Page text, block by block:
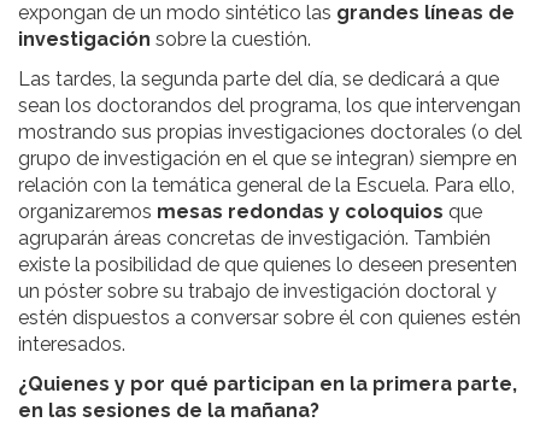
expongan de un modo sintético las grandes líneas de
investigación sobre la cuestión.
Las tardes, la segunda parte del día, se dedicará a que
sean los doctorandos del programa, los que intervengan
mostrando sus propias investigaciones doctorales (o del
grupo de investigación en el que se integran) siempre en
relación con la temática general de la Escuela. Para ello,
organizaremos mesas redondas y coloquios que
agruparán áreas concretas de investigación. También
existe la posibilidad de que quienes lo deseen presenten
un póster sobre su trabajo de investigación doctoral y
estén dispuestos a conversar sobre él con quienes estén
interesados.
¿Quienes y por qué participan en la primera parte,
en las sesiones de la mañana?